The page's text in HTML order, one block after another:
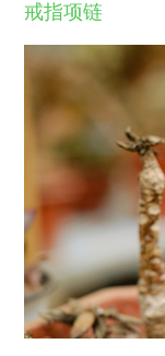
戒指项链